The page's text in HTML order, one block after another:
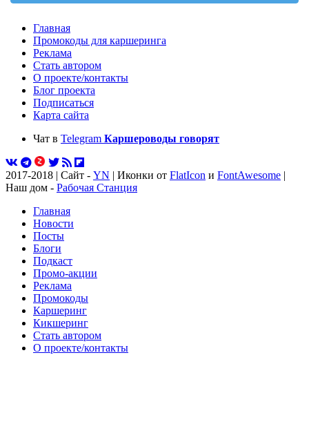
Главная
Промокоды для каршеринга
Реклама
Стать автором
О проекте/контакты
Блог проекта
Подписаться
Карта сайта
Чат в Telegram Каршероводы говорят
2017-2018 | Сайт - YN | Иконки от FlatIcon и FontAwesome |
Наш дом - Рабочая Станция
Главная
Новости
Посты
Блоги
Подкаст
Промо-акции
Реклама
Промокоды
Каршеринг
Кикшеринг
Стать автором
О проекте/контакты